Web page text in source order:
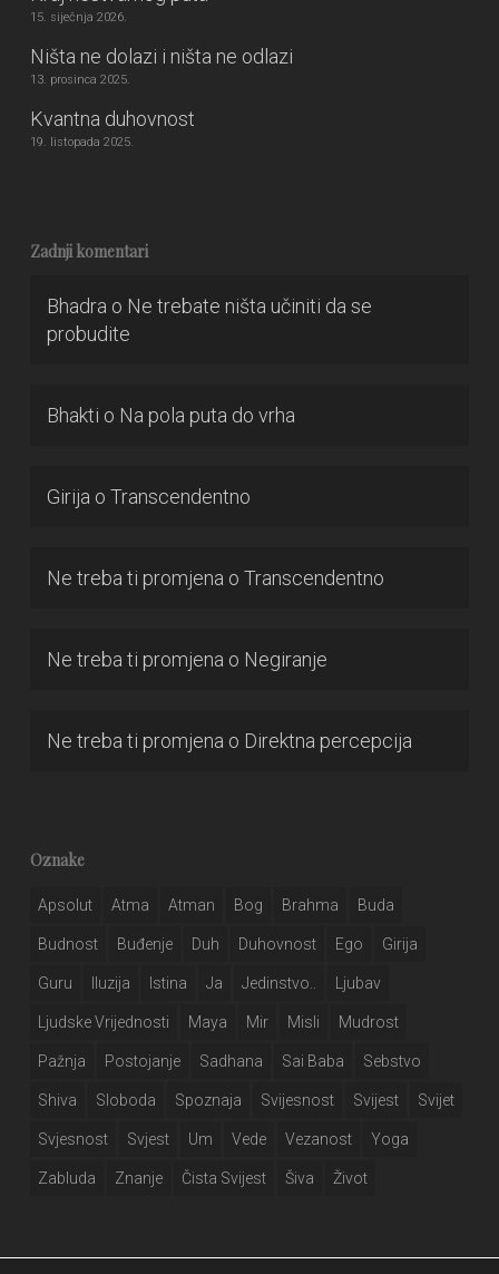
15. siječnja 2026.
Ništa ne dolazi i ništa ne odlazi
13. prosinca 2025.
Kvantna duhovnost
19. listopada 2025.
Zadnji komentari
Bhadra o Ne trebate ništa učiniti da se
probudite
Bhakti o Na pola puta do vrha
Girija o Transcendentno
Ne treba ti promjena o Transcendentno
Ne treba ti promjena o Negiranje
Ne treba ti promjena o Direktna percepcija
Oznake
Apsolut Atma Atman Bog Brahma Buda
Budnost Buđenje Duh Duhovnost Ego Girija
Guru Iluzija Istina Ja Jedinstvo.. Ljubav
Ljudske Vrijednosti Maya Mir Misli Mudrost
Pažnja Postojanje Sadhana Sai Baba Sebstvo
Shiva Sloboda Spoznaja Svijesnost Svijest Svijet
Svjesnost Svjest Um Vede Vezanost Yoga
Zabluda Znanje Čista Svijest Šiva Život